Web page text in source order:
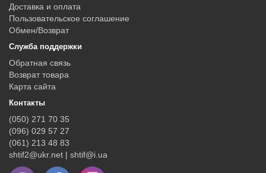
Доставка и оплата
Пользовательское соглашение
Обмен/Возврат
Служба поддержки
Обратная связь
Возврат товара
Карта сайта
Контакты
(050) 271 70 35
(096) 029 57 27
(061) 213 48 83
shtif2@ukr.net | shtif@i.ua